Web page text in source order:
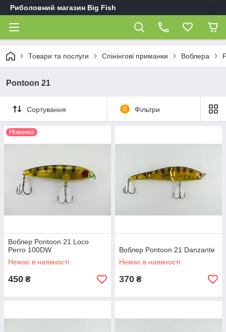
Риболовний магазин Big Fish
Товари та послуги Спінінгові приманки Воблера
Pontoon 21
Сортування 0 Фільтри
Новинка
Воблер Pontoon 21 Loco
Perro 100DW
Немає в наявності
450 ₴
Воблер Pontoon 21 Danzante
Немає в наявності
370 ₴